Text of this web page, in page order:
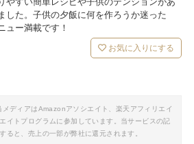
した。子供の夕飯に何を作ろうか迷った
ュー満載です！
お気に入りにする
ディアはAmazonアソシエイト、楽天アフィリエイ
イトプログラムに参加しています。当サービスの記
ると、売上の一部が弊社に還元されます。